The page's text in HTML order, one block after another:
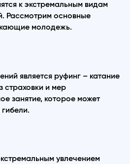
к экстремальным видам
Рассмотрим основные
молодежь.
является руфинг – катание
страховки и мер
занятие, которое может
увлечением